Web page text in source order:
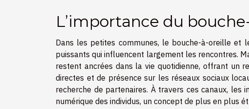
L’importance du
Dans les petites communes, le bouche-à-oreille et
puissants qui influencent largement les rencontres.
restent ancrées dans la vie quotidienne, offrant un
directes et de présence sur les réseaux sociaux
recherche de partenaires. À travers ces canaux,
numérique des individus, un concept de plus en plus